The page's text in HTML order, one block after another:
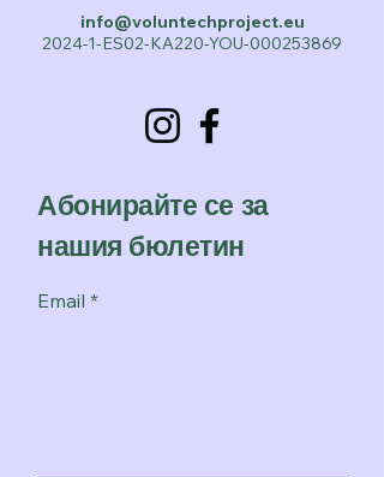
info@voluntechproject.eu
2024-1-ES02-KA220-YOU-000253869
Абонирайте се за
нашия бюлетин
Email